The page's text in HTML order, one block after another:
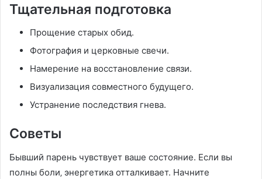
Тщательная подготовка
Прощение старых обид.
Фотография и церковные свечи.
Намерение на восстановление связи.
Визуализация совместного будущего.
Устранение последствия гнева.
Советы
Бывший парень чувствует ваше состояние. Если вы
полны боли‚ энергетика отталкивает. Начните